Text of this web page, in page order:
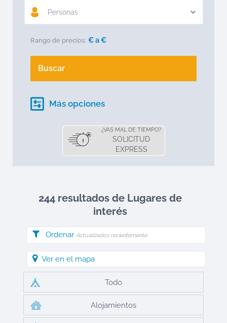
Personas
Rango de precios: € a€
Buscar
Más opciones
¿VAS MAL DE TIEMPO?
SOLICITUD
EXPRESS
244 resultados de Lugares de
interés
Ordenar Actualizados recientemente
Ver en el mapa
Todo
Alojamientos